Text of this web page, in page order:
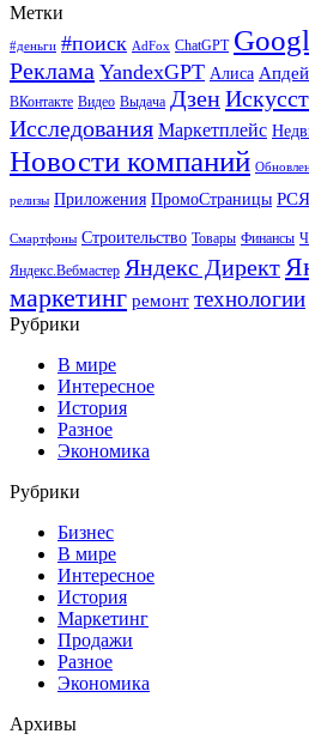
Метки
#деньги #поиск AdFox ChatGPT
Реклама YandexGPT Алиса
ВКонтакте Видео Выдача Дзен
Исследования Маркетплейс
Новости компаний
релизы Приложения ПромоСтраницы РСЯ
Смартфоны Строительство Товары Финансы
Яндекс.Вебмастер Яндекс Директ
маркетинг ремонт технологии
Рубрики
В мире
Интересное
История
Разное
Экономика
Рубрики
Бизнес
В мире
Интересное
История
Маркетинг
Продажи
Разное
Экономика
Архивы